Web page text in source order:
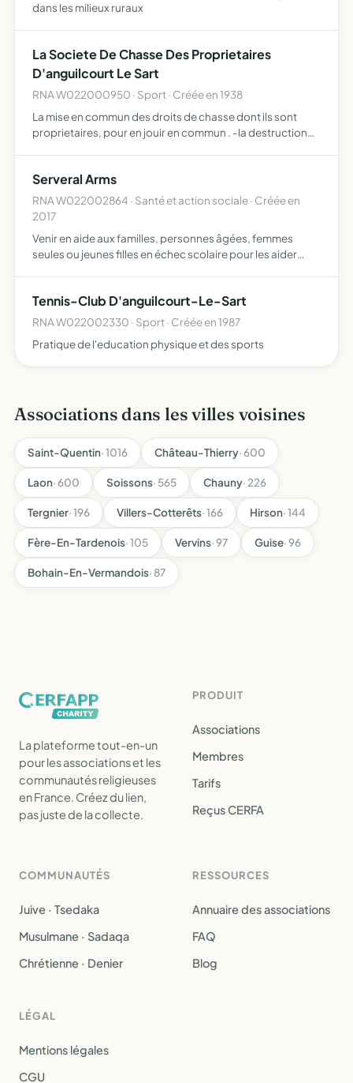
dans les milieux ruraux
La Societe De Chasse Des Proprietaires
D'anguilcourt Le Sart
RNA W022000950 · Sport · Créée en 1938
La mise en commun des droits de chasse dont ils sont
proprietaires, pour en jouir en commun . -la destruction
conservat…
Serveral Arms
RNA W022002864 · Santé et action sociale · Créée en
2017
Venir en aide aux familles, personnes âgées, femmes
seules ou jeunes filles en échec scolaire pour les aider
perm…
Tennis-Club D'anguilcourt-Le-Sart
RNA W022002330 · Sport · Créée en 1987
Pratique de l'education physique et des sports
Associations dans les villes voisines
Saint-Quentin· 1016 Château-Thierry· 600
Laon· 600 Soissons· 565 Chauny· 226
Tergnier· 196 Villers-Cotterêts· 166 Hirson· 144
Fère-En-Tardenois· 105 Vervins· 97 Guise· 96
Bohain-En-Vermandois· 87
La plateforme tout-en-un
pour les associations et les
communautés religieuses
en France. Créez du lien,
pas juste de la collecte.
PRODUIT
Associations
Membres
Tarifs
Reçus CERFA
COMMUNAUTÉS
Juive · Tsedaka
Musulmane · Sadaqa
Chrétienne · Denier
RESSOURCES
Annuaire des associations
FAQ
Blog
LÉGAL
Mentions légales
CGU